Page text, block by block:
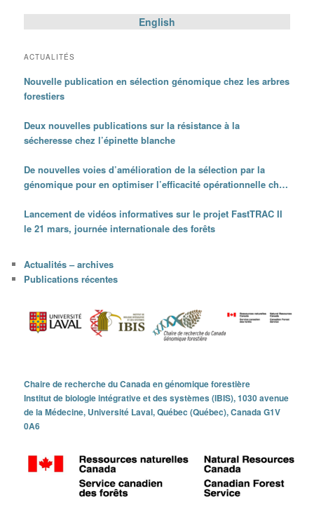
English
ACTUALITÉS
Nouvelle publication en sélection génomique chez les arbres
forestiers
Deux nouvelles publications sur la résistance à la
sécheresse chez l’épinette blanche
De nouvelles voies d’amélioration de la sélection par la
génomique pour en optimiser l’efficacité opérationnelle chez
Lancement de vidéos informatives sur le projet FastTRAC II
le 21 mars, journée internationale des forêts
Actualités – archives
Publications récentes
Chaire de recherche du Canada en génomique forestière
Institut de biologie intégrative et des systèmes (IBIS), 1030 avenue
de la Médecine, Université Laval, Québec (Québec), Canada G1V
0A6